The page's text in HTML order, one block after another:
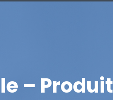
– Produit